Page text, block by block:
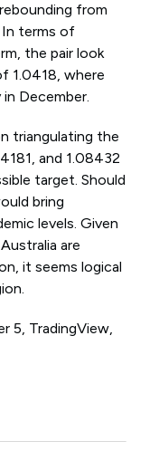
from
In terms of
the pair look
1.0418, where
December.
triangulating the
and 1.08432
target. Should
bring
levels. Given
are
it seems logical
5, TradingView,